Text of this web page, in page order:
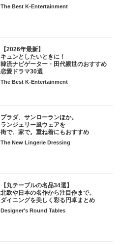
The Best K-Entertainment
【2026年最新】
キュンとしたいときに！
韓流ナビゲーター・田代親世のおすすめ
恋愛ドラマ30選
The Best K-Entertainment
プラダ、サンローランほか。
ランジェリー風ウェアを
街で、家で。重ね着にもおすすめ
The New Lingerie Dressing
【丸テーブルの名品34選】
北欧や日本の名作から注目作まで。
ダイニングを美しく彩る円卓まとめ
Designer's Round Tables